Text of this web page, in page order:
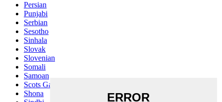
Persian
Punjabi
Serbian
Sesotho
Sinhala
Slovak
Slovenian
Somali
Samoan
Scots Gaelic
Shona